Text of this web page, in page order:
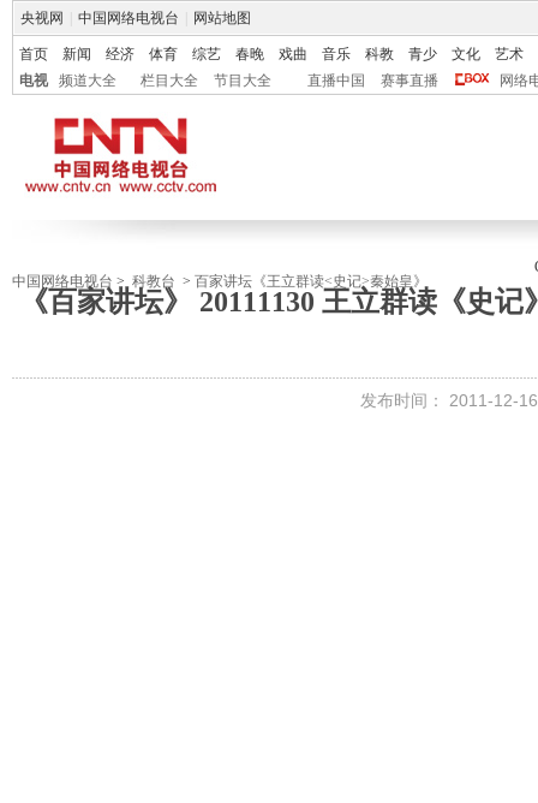
央视网 中国网络电视台 网站地图
首页 新闻 经济 体育 综艺 春晚 戏曲 音乐 科教 青少 文化
艺术
电视
频道大全 栏目大全 节目大全 直播中国 赛事直播 网络
中国网络电视台 > 科教台 > 百家讲坛《王立群读<史记>秦始皇》
《百家讲坛》 20111130 王立群读《史
发布时间： 2011-12-